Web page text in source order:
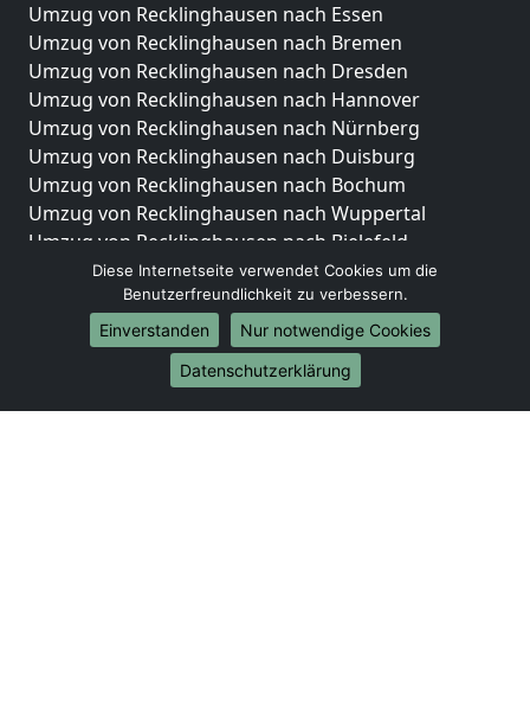
Umzug von Recklinghausen nach Essen
Umzug von Recklinghausen nach Bremen
Umzug von Recklinghausen nach Dresden
Umzug von Recklinghausen nach Hannover
Umzug von Recklinghausen nach Nürnberg
Umzug von Recklinghausen nach Duisburg
Umzug von Recklinghausen nach Bochum
Umzug von Recklinghausen nach Wuppertal
Umzug von Recklinghausen nach Bielefeld
Umzug von Recklinghausen nach Bonn
Umzug von Recklinghausen nach Münster
Internationale-Umzüge
Umzug von Recklinghausen nach Brasilien
Umzug von Recklinghausen nach Brunei
Diese Internetseite verwendet Cookies um die
Benutzerfreundlichkeit zu verbessern.
Einverstanden
Nur notwendige Cookies
Datenschutzerklärung